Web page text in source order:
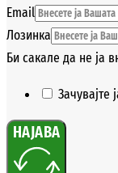
Email
Лозинка
Би сакале да не ја
Зачувајте
НАЈАВА